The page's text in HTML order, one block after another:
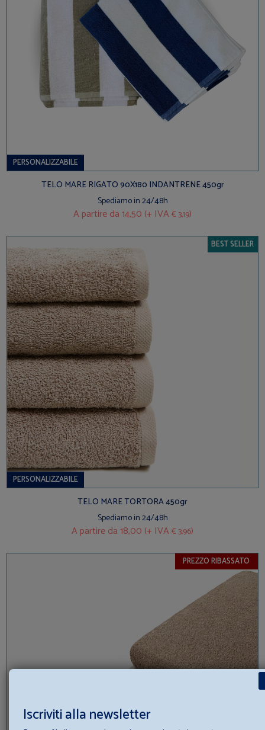
PERSONALIZZABILE
TELO MARE RIGATO 90X180 INDANTRENE 450gr
Spediamo in 24/48h
A partire da14,50 (+ IVA€ 3,19)
BEST SELLER
PERSONALIZZABILE
TELO MARE TORTORA 450gr
Spediamo in 24/48h
A partire da18,00 (+ IVA€ 3,96)
PREZZO RIBASSATO
Iscriviti alla newsletter